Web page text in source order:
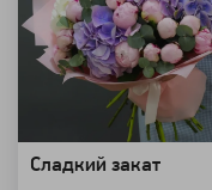
Сладкий закат